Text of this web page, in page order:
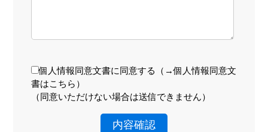
個人情報同意文書に同意する（ →個人情報同意文
書はこちら ）
（同意いただけない場合は送信できません）
内容確認